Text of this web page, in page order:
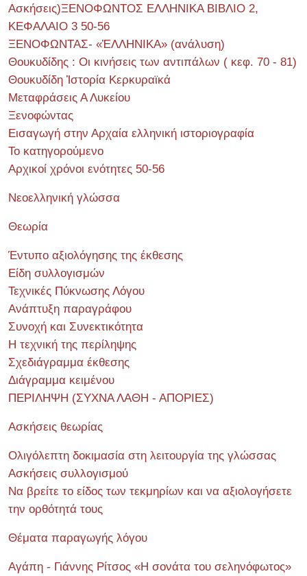
Ασκήσεις)ΞΕΝΟΦΩΝΤΟΣ ΕΛΛΗΝΙΚΑ ΒΙΒΛΙΟ 2,
ΚΕΦΑΛΑΙΟ 3 50-56
ΞΕΝΟΦΩΝΤΑΣ- «ἙΛΛΗΝΙΚΑ» (ανάλυση)
Θουκυδίδης : Οι κινήσεις των αντιπάλων ( κεφ. 70 - 81)
Θουκυδίδη Ἱστορία Κερκυραϊκά
Μεταφράσεις Α Λυκείου
Ξενοφώντας
Εισαγωγή στην Αρχαία ελληνική ιστοριογραφία
Το κατηγορούμενο
Αρχικοί χρόνοι ενότητες 50-56
Νεοελληνική γλώσσα
Θεωρία
Έντυπο αξιολόγησης της έκθεσης
Είδη συλλογισμών
Τεχνικές Πύκνωσης Λόγου
Ανάπτυξη παραγράφου
Συνοχή και Συνεκτικότητα
Η τεχνική της περίληψης
Σχεδιάγραμμα έκθεσης
Διάγραμμα κειμένου
ΠΕΡΙΛΗΨΗ (ΣΥΧΝΑ ΛΑΘΗ - ΑΠΟΡΙΕΣ)
Ασκήσεις θεωρίας
Ολιγόλεπτη δοκιμασία στη λειτουργία της γλώσσας
Ασκήσεις συλλογισμού
Να βρείτε το είδος των τεκμηρίων και να αξιολογήσετε
την ορθότητά τους
Θέματα παραγωγής λόγου
Αγάπη - Γιάννης Ρίτσος «Η σονάτα του σεληνόφωτος»